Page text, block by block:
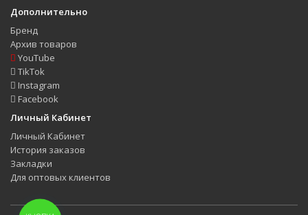
Дополнительно
Бренд
Архив товаров
YouTube
TikTok
Instagram
Facebook
Личный Кабинет
Личный Кабинет
История заказов
Закладки
Для оптовых клиентов